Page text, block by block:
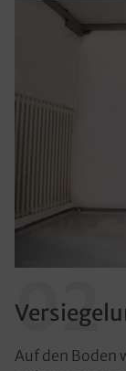
02
Auf den Boden